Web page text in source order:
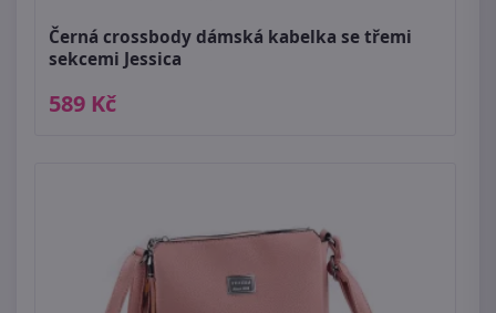
Černá crossbody dámská kabelka se třemi
sekcemi Jessica
589 Kč